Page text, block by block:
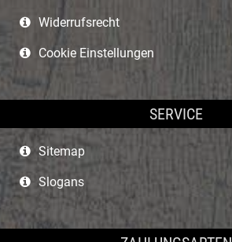
Widerrufsrecht
Cookie Einstellungen
SERVICE
Sitemap
Slogans